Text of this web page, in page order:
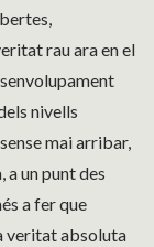
rau ara en el
nivells
mai arribar,
un punt des
a fer que
veritat absoluta